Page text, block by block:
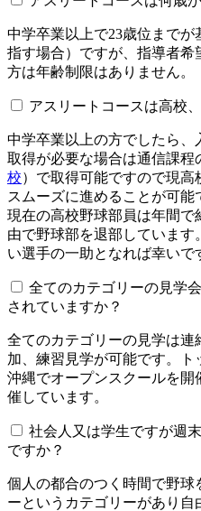
中学卒業以上で23歳位までが
指す場合）ですが、指導者
方は年齢制限はありません。
アスリートコースは高校
中学卒業以上の方でしたら
取得が必要な場合は通信課
校）で取得可能ですので現高
スムーズに進めることが可能
現在の高校野球部員は年間で
由で野球部を退部していま
い選手の一助となれば幸いで
全てのカテゴリーの見学
されていますか？​​​​​
全てのカテゴリーの見学は
加、練習見学が可能です。ト
沖縄でオープンスクールを開
催しています。
社会人又は学生ですが週
ですか？
個人の都合のつく時間で野球
ーというカテゴリーがあり